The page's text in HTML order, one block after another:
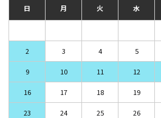
日 月 火 水
2 3 4 5
9 10 11 12
16 17 18 19
23 24 25 26